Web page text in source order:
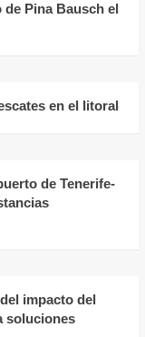
Pina Bausch el
en el litoral
de Tenerife-
impacto del
soluciones